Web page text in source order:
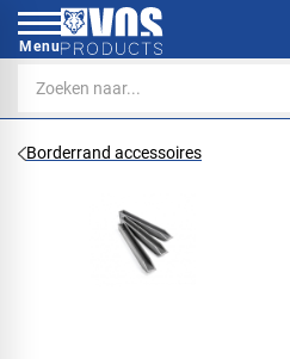
Menu
Borderrand accessoires